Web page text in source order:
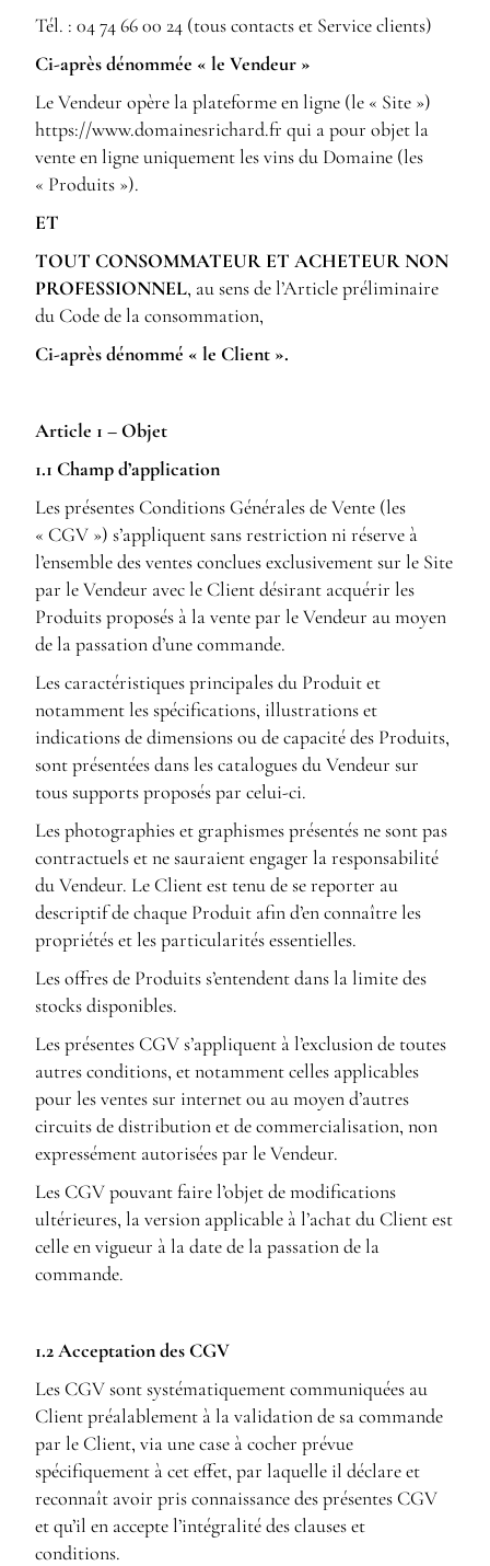
Tél. :04 74 66 00 24 (tous contacts et Service clients)
Ci-après dénommée « le Vendeur »
Le Vendeur opère la plateforme en ligne (le « Site »)
https://www.domainesrichard.fr qui a pour objet la
vente en ligne uniquement les vins du Domaine (les
« Produits »).
ET
TOUT CONSOMMATEUR ET ACHETEUR NON
PROFESSIONNEL, au sens de l’Article préliminaire
du Code de la consommation,
Ci-après dénommé « le Client ».
Article 1 – Objet
1.1 Champ d’application
Les présentes Conditions Générales de Vente (les
« CGV ») s’appliquent sans restriction ni réserve à
l’ensemble des ventes conclues exclusivement sur le Site
par le Vendeur avec le Client désirant acquérir les
Produits proposés à la vente par le Vendeur au moyen
de la passation d’une commande.
Les caractéristiques principales du Produit et
notamment les spécifications, illustrations et
indications de dimensions ou de capacité des Produits,
sont présentées dans les catalogues du Vendeur sur
tous supports proposés par celui-ci.
Les photographies et graphismes présentés ne sont pas
contractuels et ne sauraient engager la responsabilité
du Vendeur. Le Client est tenu de se reporter au
descriptif de chaque Produit afin d’en connaître les
propriétés et les particularités essentielles.
Les offres de Produits s’entendent dans la limite des
stocks disponibles.
Les présentes CGV s’appliquent à l’exclusion de toutes
autres conditions, et notamment celles applicables
pour les ventes sur internet ou au moyen d’autres
circuits de distribution et de commercialisation, non
expressément autorisées par le Vendeur.
Les CGV pouvant faire l’objet de modifications
ultérieures, la version applicable à l’achat du Client est
celle en vigueur à la date de la passation de la
commande.
1.2Acceptation des CGV
Les CGV sont systématiquement communiquées au
Client préalablement à la validation de sa commande
par le Client, via une case à cocher prévue
spécifiquement à cet effet, par laquelle il déclare et
reconnaît avoir pris connaissance des présentes CGV
et qu’il en accepte l’intégralité des clauses et
conditions.